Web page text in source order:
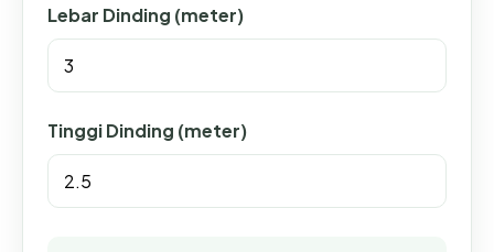
Lebar Dinding (meter)
Tinggi Dinding (meter)